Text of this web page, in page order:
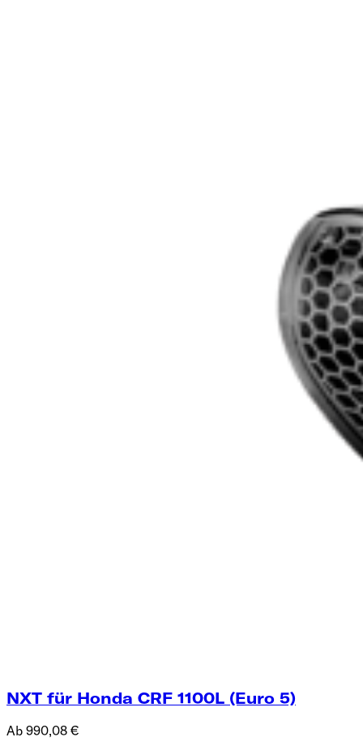
NXT für Honda CRF 1100L (Euro 5)
Ab 990,08 €